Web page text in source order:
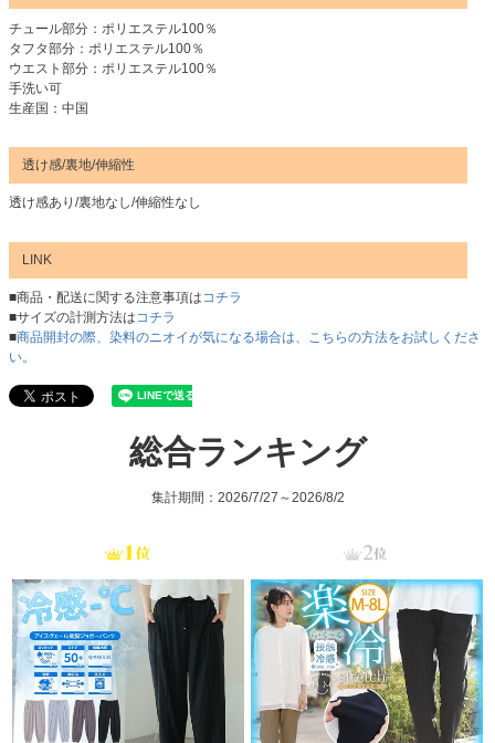
チュール部分：ポリエステル100％
タフタ部分：ポリエステル100％
ウエスト部分：ポリエステル100％
手洗い可
生産国：中国
透け感/裏地/伸縮性
透け感あり/裏地なし/伸縮性なし
LINK
■商品・配送に関する注意事項はコチラ
■サイズの計測方法はコチラ
■商品開封の際、染料のニオイが気になる場合は、こちらの方法をお試しくださ
い。
総合ランキング
集計期間：2026/7/27～2026/8/2